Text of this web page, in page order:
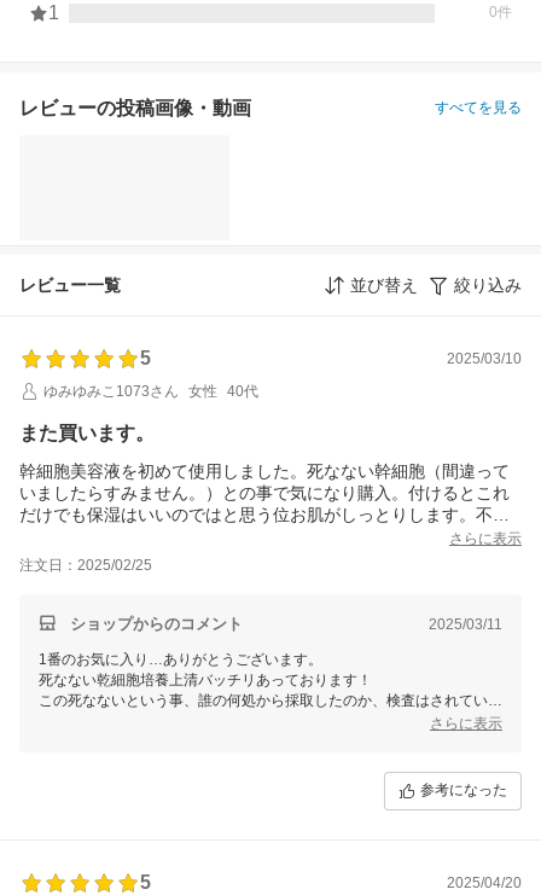
1 0件
レビューの投稿画像・動画 すべてを見る
レビュー一覧 並び替え 絞り込み
5
2025/03/10
ゆみゆみこ1073さん
女性 40代
また買います。
幹細胞美容液を初めて使用しました。死なない幹細胞（間違って
いましたらすみません。）との事で気になり購入。付けるとこれ
だけでも保湿はいいのではと思う位お肌がしっとりします。不安
なのでこちらのクリームをつけてスキンケアを終えています。こ
ちらに出会うまで数種類の美容液を使用していましたが、その中
さらに表示
注文日：2025/02/25
ショップからのコメント 2025/03/11
1番のお気に入り…ありがとうございます。
死なない乾細胞培養上清バッチリあっております！
この死なないという事、誰の何処から採取したのか、検査はされている
クリニックでも使われている不死化乾細胞培養上清本当に本当に高価な
らとお作りしましたが、デパコスから移行して下さった方は安い安いと
さらに表示
参考になった
5
2025/04/20